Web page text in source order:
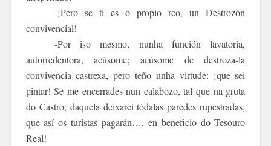
-¡Pero se ti es o propio reo, unDestrozón
convivencial!
-Por iso mesmo, nunha función lavatoria,
autorredentora, acúsome; acúsome de destroza-la
convivencia castrexa, pero teño unha virtude: ¡que sei
pintar! Se me encerrades nun calabozo, tal que na gruta
do Castro, daquela deixarei tódalas paredes rupestradas,
que así os turistas pagarán…, en beneficio do Tesouro
Real!